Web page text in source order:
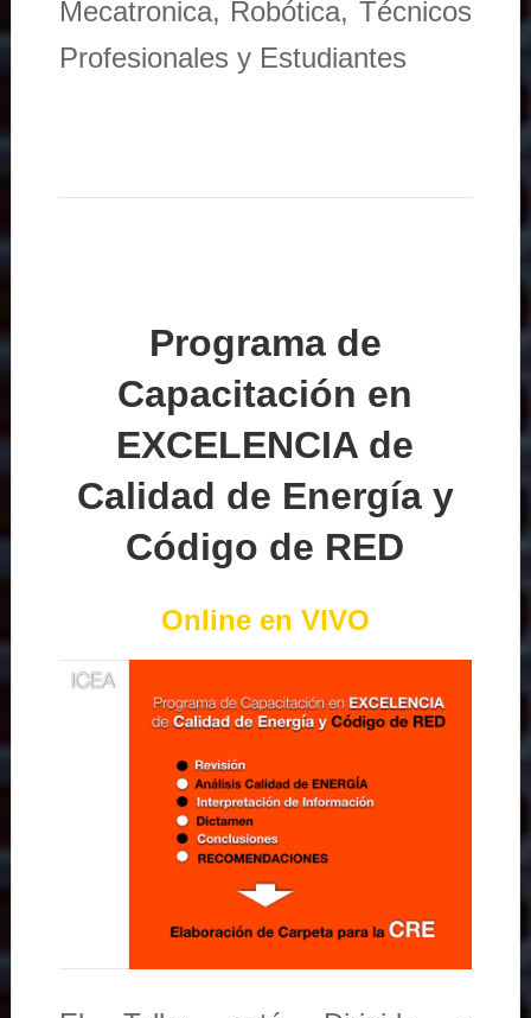
Mecatronica, Robótica, Técnicos
Profesionales y Estudiantes
Programa de
Capacitación en
EXCELENCIA de
Calidad de Energía y
Código de RED
Online en VIVO